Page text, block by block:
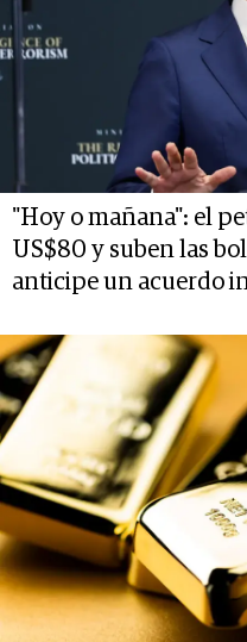
"Hoy o mañana": el
US$80 y suben las
anticipe un acuerdo